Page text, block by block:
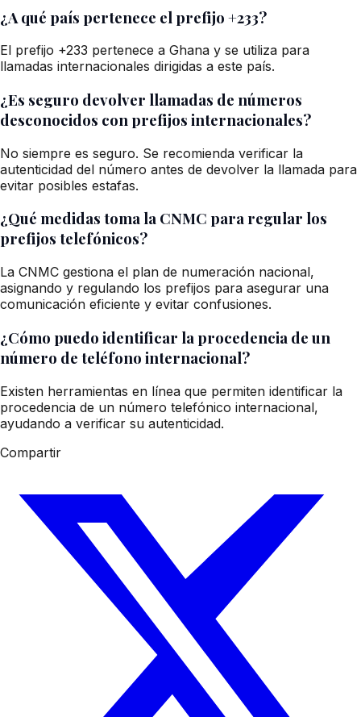
¿A qué país pertenece el prefijo +233?
El prefijo +233 pertenece a Ghana y se utiliza para
llamadas internacionales dirigidas a este país.
¿Es seguro devolver llamadas de números
desconocidos con prefijos internacionales?
No siempre es seguro. Se recomienda verificar la
autenticidad del número antes de devolver la llamada para
evitar posibles estafas.
¿Qué medidas toma la CNMC para regular los
prefijos telefónicos?
La CNMC gestiona el plan de numeración nacional,
asignando y regulando los prefijos para asegurar una
comunicación eficiente y evitar confusiones.
¿Cómo puedo identificar la procedencia de un
número de teléfono internacional?
Existen herramientas en línea que permiten identificar la
procedencia de un número telefónico internacional,
ayudando a verificar su autenticidad.
Compartir